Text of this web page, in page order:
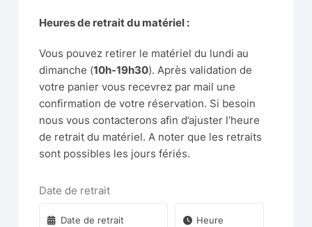
Heures de retrait du matériel :
Vous pouvez retirer le matériel du lundi au
dimanche (10h-19h30). Après validation de
votre panier vous recevrez par mail une
confirmation de votre réservation. Si besoin
nous vous contacterons afin d’ajuster l’heure
de retrait du matériel. A noter que les retraits
sont possibles les jours fériés.
Date de retrait